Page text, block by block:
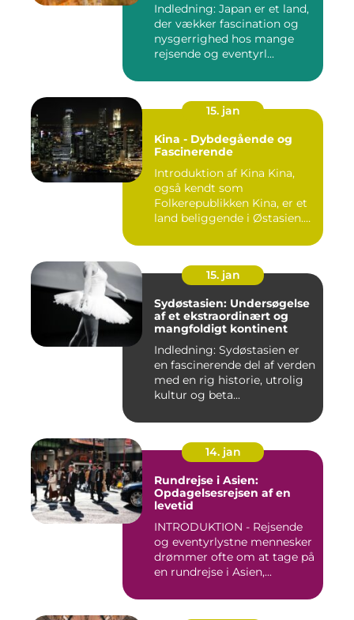
Indledning: Japan er et land,
der vækker fascination og
nysgerrighed hos mange
rejsende og eventyrl...
15. jan
Kina - Dybdegående og
Fascinerende
Introduktion af Kina Kina,
også kendt som
Folkerepublikken Kina, er et
land beliggende i Østasien.
15. jan
Sydøstasien: Undersøgelse
af et ekstraordinært og
mangfoldigt kontinent
Indledning: Sydøstasien er
en fascinerende del af verden
med en rig historie, utrolig
kultur og beta...
14. jan
Rundrejse i Asien:
Opdagelsesrejsen af en
levetid
INTRODUKTION - Rejsende
og eventyrlystne mennesker
drømmer ofte om at tage på
en rundrejse i Asien,...